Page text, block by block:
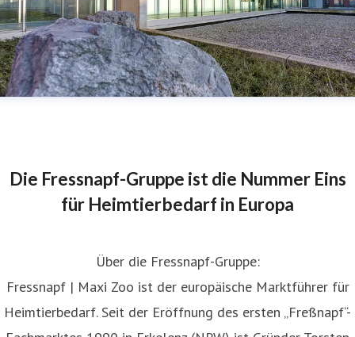
Die Fressnapf-Gruppe ist die Nummer Eins
für Heimtierbedarf in Europa
Über die Fressnapf-Gruppe:
Fressnapf | Maxi Zoo ist der europäische Marktführer für
Heimtierbedarf. Seit der Eröffnung des ersten „Freßnapf“-